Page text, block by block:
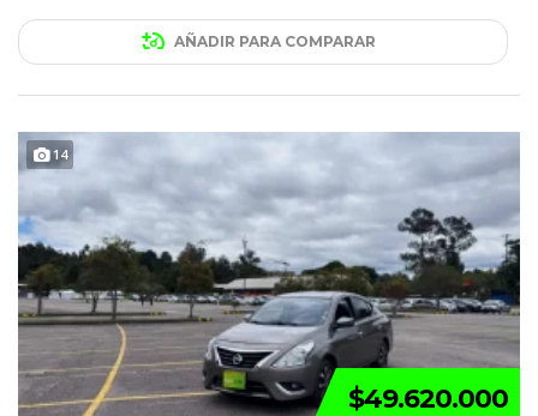
AÑADIR PARA COMPARAR
14
$49.620.000